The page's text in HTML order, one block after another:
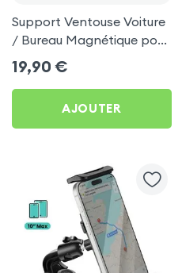
Support Ventouse Voiture
/ Bureau Magnétique pour
Vivo X80 Pro
19,90 €
AJOUTER